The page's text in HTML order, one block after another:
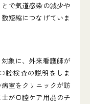
で気道感染の減少や
短縮につなげていま
象に、外来看護師が
腔検査の説明をしま
室をクリニックが訪
が口腔ケア用品のチ